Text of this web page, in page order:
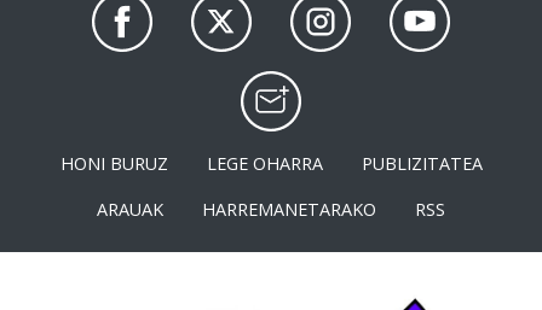
HONI BURUZ LEGE OHARRA
PUBLIZITATEA
ARAUAK
HARREMANETARAKO RSS